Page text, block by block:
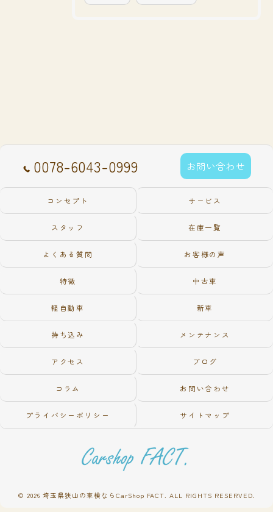
0078-6043-0999 お問い合わせ
コンセプト サービス
スタッフ 在庫一覧
よくある質問 お客様の声
特徴 中古車
軽自動車 新車
持ち込み メンテナンス
アクセス ブログ
コラム お問い合わせ
プライバシーポリシー サイトマップ
© 2026 埼玉県狭山の車検ならCarShop FACT. ALL RIGHTS RESERVED.